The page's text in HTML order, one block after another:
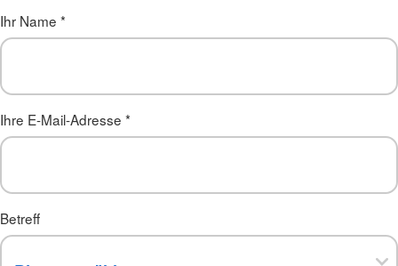
Ihr Name *
Ihre E-Mail-Adresse *
Betreff